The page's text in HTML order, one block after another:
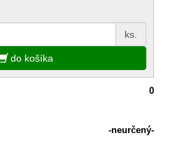
ks.
do košíka
0
-neurčený-